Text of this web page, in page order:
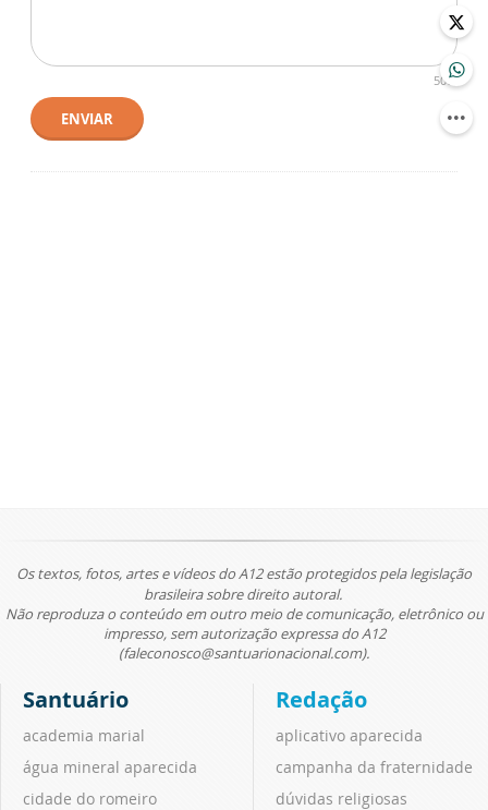
500
ENVIAR
Os textos, fotos, artes e vídeos do A12 estão protegidos pela legislação
brasileira sobre direito autoral.
Não reproduza o conteúdo em outro meio de comunicação, eletrônico ou
impresso, sem autorização expressa do A12
(faleconosco@santuarionacional.com).
Santuário
academia marial
água mineral aparecida
cidade do romeiro
Redação
aplicativo aparecida
campanha da fraternidade
dúvidas religiosas